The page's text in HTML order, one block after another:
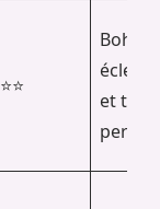
⭐⭐
et très